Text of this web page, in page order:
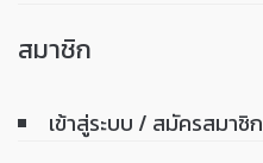
สมาชิก
เข้าสู่ระบบ / สมัครสมาชิก